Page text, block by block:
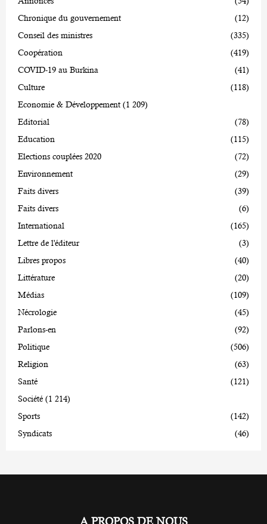
Chronique du gouvernement
(12)
Conseil des ministres
(335)
Coopération
(419)
COVID-19 au Burkina
(41)
Culture
(118)
Economie & Développement (1 209)
Editorial
(78)
Education
(115)
Elections couplées 2020
(72)
Environnement
(29)
Faits divers
(39)
Faits divers
(6)
International
(165)
Lettre de l'éditeur
(3)
Libres propos
(40)
Littérature
(20)
Médias
(109)
Nécrologie
(45)
Parlons-en
(92)
Politique
(506)
Religion
(63)
Santé
(121)
Société (1 214)
Sports
(142)
Syndicats
(46)
A PROPOS DE NOUS